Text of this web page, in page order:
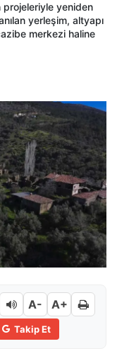
yeniden
yerleşim, altyapı
merkezi haline
A- A+
Takip Et